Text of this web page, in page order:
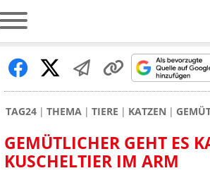
TAG24 THEMA TIERE KATZEN
GEMÜTLICHER GEHT ES
KUSCHELTIER IM ARM